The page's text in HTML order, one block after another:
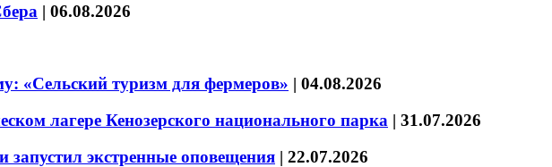
| 06.08.2026
«Сельский туризм для фермеров» | 04.08.2026
лагере Кенозерского национального парка | 31.07.2026
экстренные оповещения | 22.07.2026